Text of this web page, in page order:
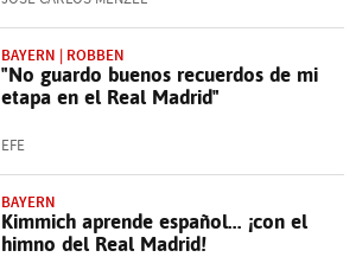
BAYERN | ROBBEN
"No guardo buenos recuerdos de mi
etapa en el Real Madrid"
EFE
BAYERN
Kimmich aprende español... ¡con el
himno del Real Madrid!